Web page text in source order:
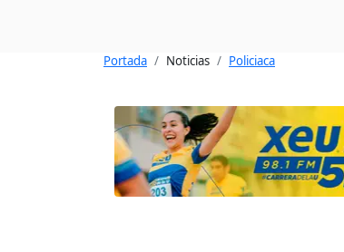
Portada Noticias Policiaca